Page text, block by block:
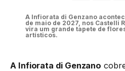
A Infiorata di Genzano
de maio de 2027, nos Castelli
vira um grande tapete de
artísticos.
A Infiorata di Genzano